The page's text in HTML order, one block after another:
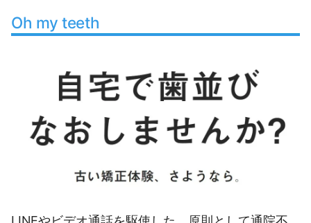
Oh my teeth